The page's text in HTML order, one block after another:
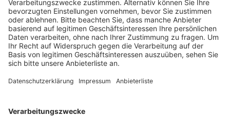
Veröffentlicht:Freitag, 14.04.2023 14:15
Anzeige
ADFC Infostand anmelden. Pro Fahrrad wird dabei eine
Diebstahl zu schützen, bietet der ADFC im Rahmen